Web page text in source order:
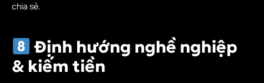
chia sẻ.
Định hướng nghề nghiệp
& kiếm tiền